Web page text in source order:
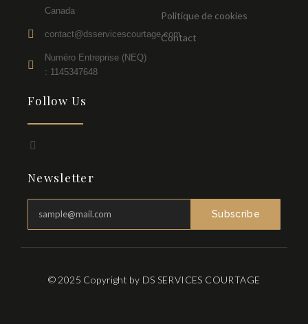
Canada
contact@dsservicescourtage.com
Numéro Entreprise (NEQ)
: 1145347648
Politique de cookies
Contact
Follow Us
F
e
o
-
Newsletter
Subscribe
© 2025 Copyright by DS SERVICES COURTAGE